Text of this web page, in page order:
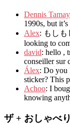
Dennis
1990s, but
Alex: もしも
looking to
david: hello ,
conseiller sur
Álex: Do you
sticker? This
Achoo: I
knowing
ザ + おしゃべ